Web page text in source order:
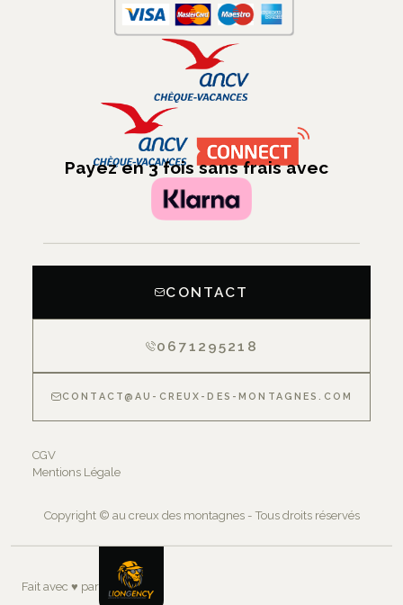
Payez en 3 fois sans frais avec
CONTACT
0671295218
CONTACT@AU-CREUX-DES-MONTAGNES.COM
CGV
Mentions Légale
Copyright © au creux des montagnes - Tous droits réservés
Fait avec ♥ par